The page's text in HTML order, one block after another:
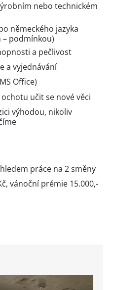
nebo technickém
německého jazyka
podmínkou)
a pečlivost
a vyjednávání
Office)
učit se nové věci
výhodou, nikoliv
práce na 2 směny
vánoční prémie 15.000,-